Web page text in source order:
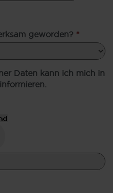
geworden? *
Daten kann ich mich in
informieren.